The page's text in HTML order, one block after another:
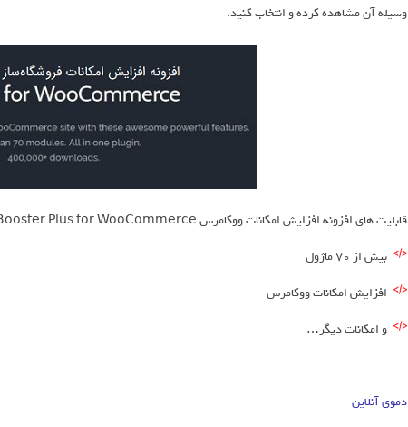
وسیله آن مشاهده کرده و انتخاب کنید.
قابلیت های افزونه افزایش امکانات ووکامرس Booster Plus for WooCommerce :
بیش از 70 ماژول
افزایش امکانات ووکامرس
و امکانات دیگر…
دموی آنلاین